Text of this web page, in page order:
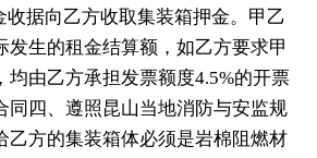
收据向乙方收取集装箱押金。甲乙
发生的租金结算额，如乙方要求甲
均由乙方承担发票额度4.5%的开票
同四、遵照昆山当地消防与安监规
乙方的集装箱体必须是岩棉阻燃材